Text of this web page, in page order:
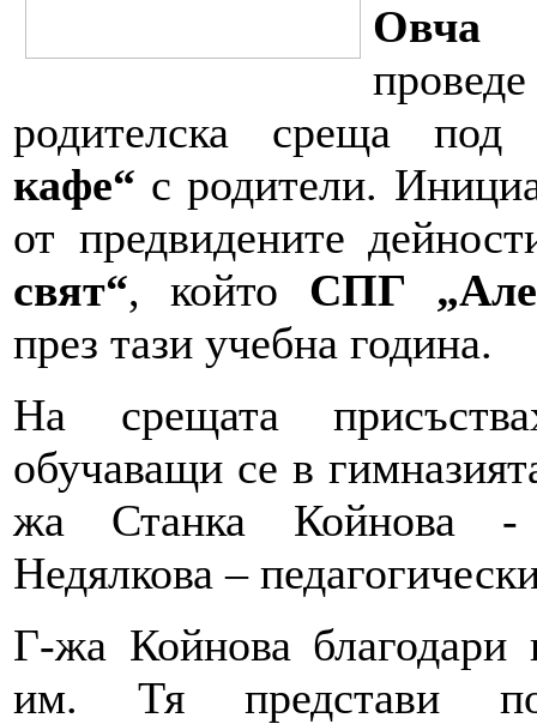
Овча
родителска среща
кафе“ с родители.
от предвидените
свят“, който СПГ
през тази учебна година.
На срещата
обучаващи се в
жа Станка Койнова -
Недялкова –
Г-жа Койнова благодари
им. Тя представи